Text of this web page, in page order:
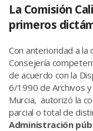
La Comisión
primeros
Con anterioridad a la
Consejería
de acuerdo con la
6/1990 de Archivos
Murcia, autorizó la
parcial o total de
Administración